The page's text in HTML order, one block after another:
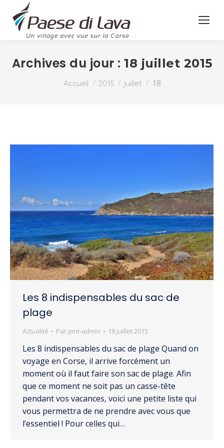
Archives du jour : 18 juillet 2015
Vous êtes ici :
Accueil 2015 juillet 18
Les 8 indispensables du sac de
plage
Actualité Par pmt-admin 18 juillet 2015
Les 8 indispensables du sac de plage Quand on
voyage en Corse, il arrive forcément un
moment où il faut faire son sac de plage. Afin
que ce moment ne soit pas un casse-tête
pendant vos vacances, voici une petite liste qui
vous permettra de ne prendre avec vous que
l’essentiel ! Pour celles qui…